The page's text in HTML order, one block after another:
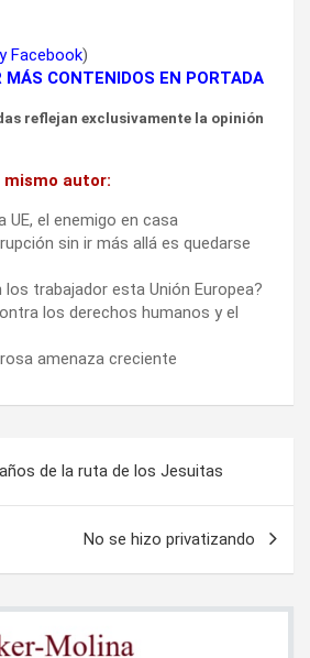
yFacebook)
MÁS CONTENIDOS EN PORTADA
reflejan exclusivamente la opinión
autor:
UE, el enemigo en casa
sin ir más allá es quedarse
los trabajador esta Unión Europea?
los derechos humanos y el
amenaza creciente
de la ruta de los Jesuitas
No se hizo privatizando